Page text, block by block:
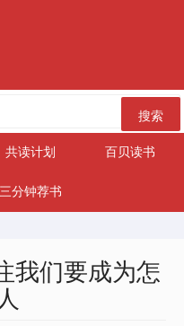
搜索
共读计划 百贝读书
三分钟荐书
我们要成为怎